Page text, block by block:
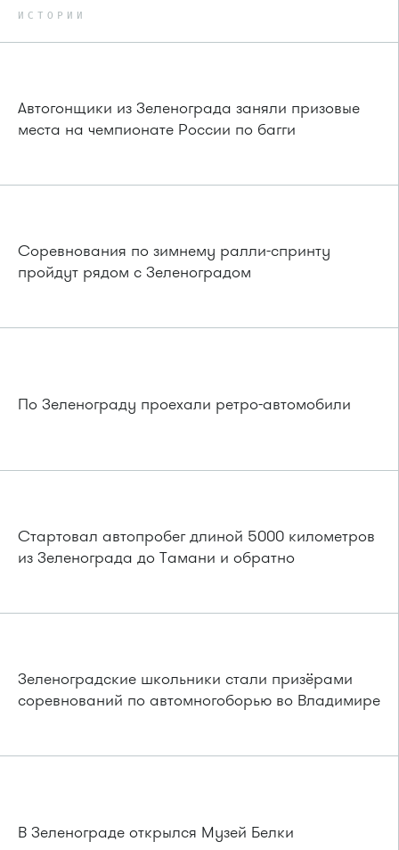
ИСТОРИИ
Автогонщики из Зеленограда заняли призовые
места на чемпионате России по багги
Соревнования по зимнему ралли-спринту
пройдут рядом с Зеленоградом
По Зеленограду проехали ретро-автомобили
Стартовал автопробег длиной 5000 километров
из Зеленограда до Тамани и обратно
Зеленоградские школьники стали призёрами
соревнований по автомногоборью во Владимире
В Зеленограде открылся Музей Белки